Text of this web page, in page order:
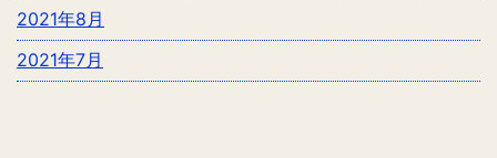
2021年8月
2021年7月